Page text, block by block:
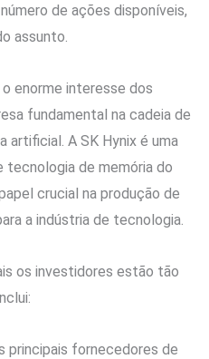
de ações disponíveis,
assunto.
enorme interesse dos
fundamental na cadeia de
artificial. A SK Hynix é uma
tecnologia de memória do
crucial na produção de
a indústria de tecnologia.
os investidores estão tão
principais fornecedores de